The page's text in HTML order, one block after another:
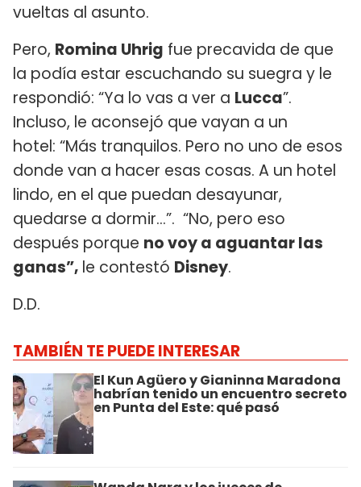
vueltas al asunto.
Pero, Romina Uhrig fue precavida de que
la podía estar escuchando su suegra y le
respondió: “Ya lo vas a ver a Lucca”.
Incluso, le aconsejó que vayan a un
hotel: “Más tranquilos. Pero no uno de esos
donde van a hacer esas cosas. A un hotel
lindo, en el que puedan desayunar,
quedarse a dormir...”. “No, pero eso
después porque no voy a aguantar las
ganas”, le contestó Disney.
D.D.
TAMBIÉN TE PUEDE INTERESAR
El Kun Agüero y Gianinna Maradona
habrían tenido un encuentro secreto
en Punta del Este: qué pasó